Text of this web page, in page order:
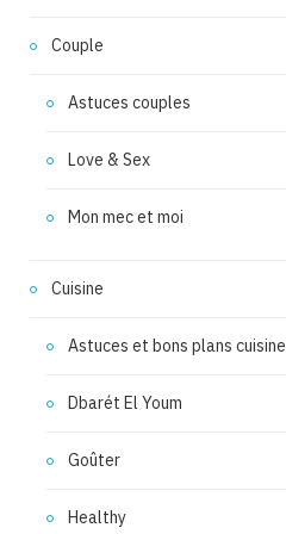
Couple
Astuces couples
Love & Sex
Mon mec et moi
Cuisine
Astuces et bons plans cuisine
Dbarét El Youm
Goûter
Healthy